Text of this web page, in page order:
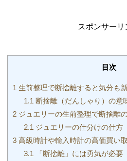
スポンサーリ
目次
1 生前整理で断捨離すると気分も
1.1 断捨離（だんしゃり）の意
2 ジュエリーの生前整理で断捨離
2.1 ジュエリーの仕分けの仕方
3 高級時計や輸入時計の高価買い
3.1 「断捨離」には勇気が必要